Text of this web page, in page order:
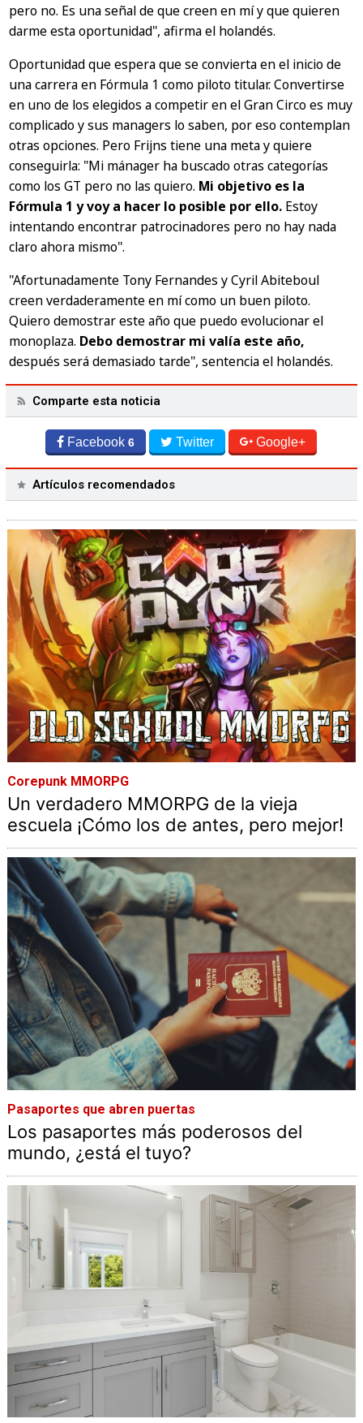
pero no. Es una señal de que creen en mí y que quieren
darme esta oportunidad", afirma el holandés.
Oportunidad que espera que se convierta en el inicio de
una carrera en Fórmula 1 como piloto titular. Convertirse
en uno de los elegidos a competir en el Gran Circo es muy
complicado y sus managers lo saben, por eso contemplan
otras opciones. Pero Frijns tiene una meta y quiere
conseguirla: "Mi mánager ha buscado otras categorías
como los GT pero no las quiero. Mi objetivo es la
Fórmula 1 y voy a hacer lo posible por ello. Estoy
intentando encontrar patrocinadores pero no hay nada
claro ahora mismo".
"Afortunadamente Tony Fernandes y Cyril Abiteboul
creen verdaderamente en mí como un buen piloto.
Quiero demostrar este año que puedo evolucionar el
monoplaza. Debo demostrar mi valía este año,
después será demasiado tarde", sentencia el holandés.
Comparte esta noticia
Facebook6 Twitter Google+
Artículos recomendados
Corepunk MMORPG
Un verdadero MMORPG de la vieja
escuela ¡Cómo los de antes, pero mejor!
Pasaportes que abren puertas
Los pasaportes más poderosos del
mundo, ¿está el tuyo?